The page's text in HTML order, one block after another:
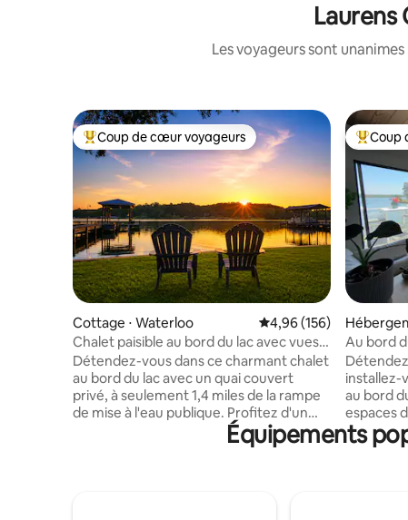
Laurens
Les voyageurs sont
Coups de cœur voyageurs les plus appréciés
Coup de cœur voyageurs
Cottage ⋅ Waterloo Évaluation moyenne
4,96 (156)
Chalet paisible au bord du lac avec vues
imprenables
Détendez-vous dans ce charmant chalet
au bord du lac avec un quai couvert
privé, à seulement 1,4 miles de la rampe
de mise à l'eau publique. Profitez d'un
accès facile à l'eau depuis un terrain plat
rare avec une grande terrasse et un
Coups
Coup
Au bord
clôturé.
installez-
au bord
espaces
et un
votre
Équipements